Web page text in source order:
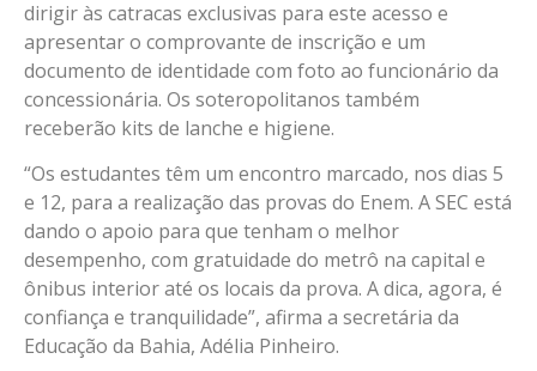
dirigir às catracas exclusivas para este acesso e
apresentar o comprovante de inscrição e um
documento de identidade com foto ao funcionário da
concessionária. Os soteropolitanos também
receberão kits de lanche e higiene.
“Os estudantes têm um encontro marcado, nos dias 5
e 12, para a realização das provas do Enem. A SEC está
dando o apoio para que tenham o melhor
desempenho, com gratuidade do metrô na capital e
ônibus interior até os locais da prova. A dica, agora, é
confiança e tranquilidade”, afirma a secretária da
Educação da Bahia, Adélia Pinheiro.